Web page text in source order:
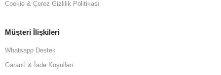
Cookie & Çerez Gizlilik Politikası
Müşteri İlişkileri
Whatsapp Destek
Garanti & İade Koşulları